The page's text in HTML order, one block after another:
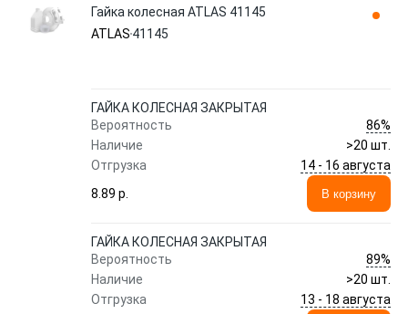
Гайка колесная ATLAS 41145
ATLAS 41145
ГАЙКА КОЛЕСНАЯ ЗАКРЫТАЯ
Вероятность
86%
Наличие
>20 шт.
Отгрузка
14 - 16 августа
8.89 p.
В корзину
ГАЙКА КОЛЕСНАЯ ЗАКРЫТАЯ
Вероятность
89%
Наличие
>20 шт.
Отгрузка
13 - 18 августа